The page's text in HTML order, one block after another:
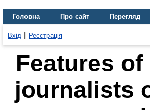
Головна Про сайт Перегляд
Вхід Реєстрація
Features
journalists